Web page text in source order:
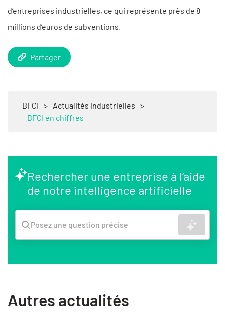
d’entreprises industrielles, ce qui représente près de 8
millions d’euros de subventions.
Partager
BFCI > Actualités industrielles >
BFCI en chiffres
Rechercher une entreprise à l’aide
de notre intelligence artificielle
Posez une question précise
Autres actualités